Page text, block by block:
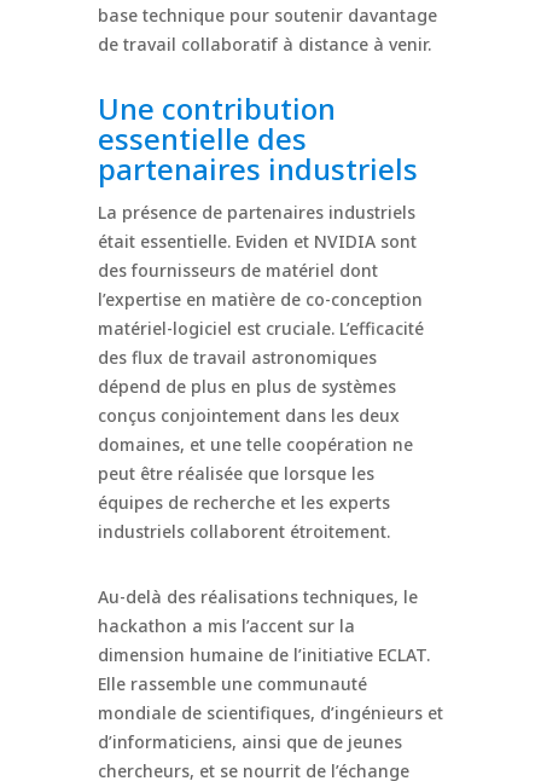
base technique pour soutenir davantage
de travail collaboratif à distance à venir.
Une contribution
essentielle des
partenaires industriels
La présence de partenaires industriels
était essentielle. Eviden et NVIDIA sont
des fournisseurs de matériel dont
l’expertise en matière de co-conception
matériel-logiciel est cruciale. L’efficacité
des flux de travail astronomiques
dépend de plus en plus de systèmes
conçus conjointement dans les deux
domaines, et une telle coopération ne
peut être réalisée que lorsque les
équipes de recherche et les experts
industriels collaborent étroitement.
Au-delà des réalisations techniques, le
hackathon a mis l’accent sur la
dimension humaine de l’initiative ECLAT.
Elle rassemble une communauté
mondiale de scientifiques, d’ingénieurs et
d’informaticiens, ainsi que de jeunes
chercheurs, et se nourrit de l’échange